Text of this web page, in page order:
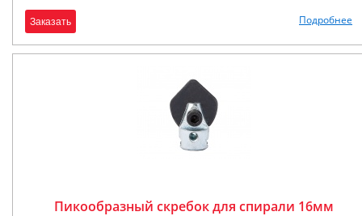
Заказать Подробнее
Пикообразный скребок для спирали 16мм